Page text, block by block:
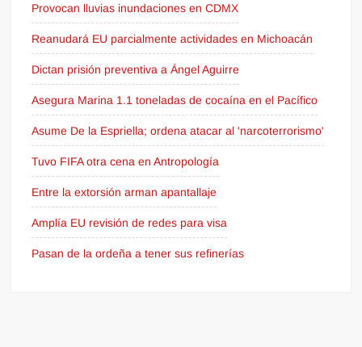
Provocan lluvias inundaciones en CDMX
Reanudará EU parcialmente actividades en Michoacán
Dictan prisión preventiva a Ángel Aguirre
Asegura Marina 1.1 toneladas de cocaína en el Pacífico
Asume De la Espriella; ordena atacar al 'narcoterrorismo'
Tuvo FIFA otra cena en Antropología
Entre la extorsión arman apantallaje
Amplía EU revisión de redes para visa
Pasan de la ordeña a tener sus refinerías